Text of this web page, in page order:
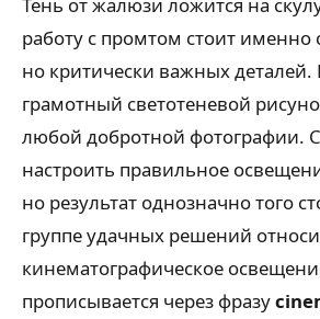
работу с промтом стоит именно
но критически важных
грамотный светотеневой
любой добротной фотографии.
настроить правильное
но результат однозначно того
группе удачных решений
кинематографическое
прописывается через фразу